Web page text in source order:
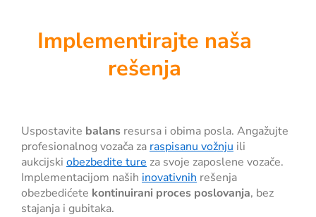
Implementirajte naša
rešenja
Uspostavite balans resursa i obima posla. Angažujte
profesionalnog vozača za raspisanu vožnju ili
aukcijski obezbedite ture za svoje zaposlene vozače.
Implementacijom naših inovativnih rešenja
obezbedićete kontinuirani proces poslovanja, bez
stajanja i gubitaka.